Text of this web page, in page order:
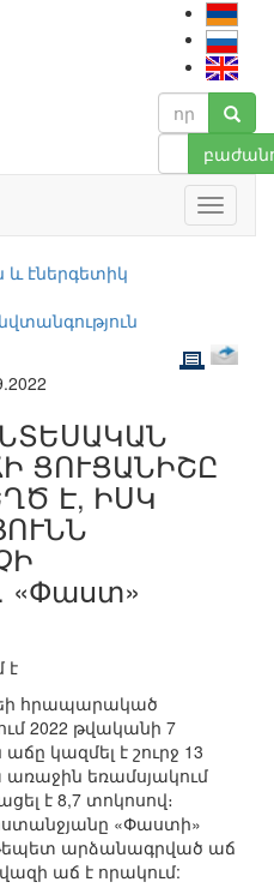
էներգետիկ
ՑՈՒՑԱՆԻՇԸ
Է, ԻՍԿ
«Փաստ»
է
հրապարակած
2022 թվականի 7
կազմել է շուրջ 13
եռամսյակում
է 8,7 տոկոսով։
«Փաստի»
թեպետ արձանագրված աճ
աճ է որակում: